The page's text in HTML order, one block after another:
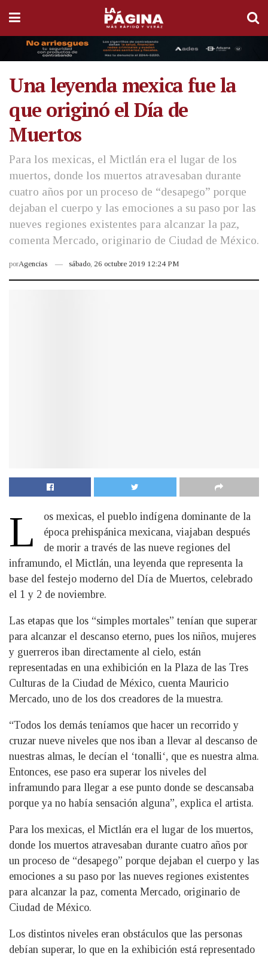
Una leyenda mexica fue la
que originó el Día de
Muertos
Para los mexicas, el Mictlán era el lugar de los
muertos, donde los muertos atravesaban durante
cuatro años por un proceso de “desapego” porque
dejaban el cuerpo y las emociones a su paso por las
nueves regiones existentes para alcanzar la paz,
comenta Mercado, originario de Ciudad de México.
porAgencias sábado, 26 octubre 2019 12:24 PM
L
os mexicas, el pueblo indígena dominante de la
época prehispánica mexicana, viajaban después
de morir a través de las nueve regiones del
inframundo, el Mictlán, una leyenda que representa la
base del festejo moderno del Día de Muertos, celebrado
el 1 y 2 de noviembre.
Las etapas que los “simples mortales” tenían que superar
para alcanzar el descanso eterno, pues los niños, mujeres
y guerreros iban directamente al cielo, están
representadas en una exhibición en la Plaza de las Tres
Culturas de la Ciudad de México, cuenta Mauricio
Mercado, uno de los dos creadores de la muestra.
“Todos los demás teníamos que hacer un recorrido y
cruzar nueve niveles que nos iban a llevar al descanso de
nuestras almas, le decían el ‘tonalli‘, que es nuestra alma.
Entonces, ese paso era superar los niveles del
inframundo para llegar a ese punto donde se descansaba
porque ya no había sensación alguna”, explica el artista.
Para los mexicas, el Mictlán era el lugar de los muertos,
donde los muertos atravesaban durante cuatro años por
un proceso de “desapego” porque dejaban el cuerpo y las
emociones a su paso por las nueves regiones existentes
para alcanzar la paz, comenta Mercado, originario de
Ciudad de México.
Los distintos niveles eran obstáculos que las personas
debían superar, lo que en la exhibición está representado